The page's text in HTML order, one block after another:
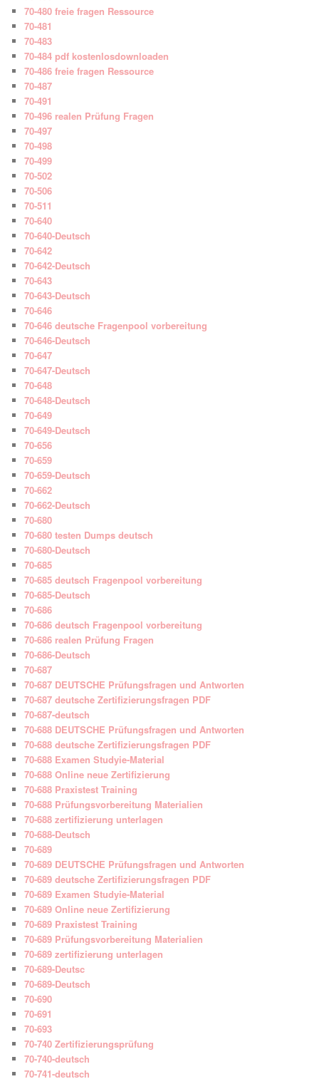
70-480 freie fragen Ressource
70-481
70-483
70-484 pdf kostenlosdownloaden
70-486 freie fragen Ressource
70-487
70-491
70-496 realen Prüfung Fragen
70-497
70-498
70-499
70-502
70-506
70-511
70-640
70-640-Deutsch
70-642
70-642-Deutsch
70-643
70-643-Deutsch
70-646
70-646 deutsche Fragenpool vorbereitung
70-646-Deutsch
70-647
70-647-Deutsch
70-648
70-648-Deutsch
70-649
70-649-Deutsch
70-656
70-659
70-659-Deutsch
70-662
70-662-Deutsch
70-680
70-680 testen Dumps deutsch
70-680-Deutsch
70-685
70-685 deutsch Fragenpool vorbereitung
70-685-Deutsch
70-686
70-686 deutsch Fragenpool vorbereitung
70-686 realen Prüfung Fragen
70-686-Deutsch
70-687
70-687 DEUTSCHE Prüfungsfragen und Antworten
70-687 deutsche Zertifizierungsfragen PDF
70-687-deutsch
70-688 DEUTSCHE Prüfungsfragen und Antworten
70-688 deutsche Zertifizierungsfragen PDF
70-688 Examen Studyie-Material
70-688 Online neue Zertifizierung
70-688 Praxistest Training
70-688 Prüfungsvorbereitung Materialien
70-688 zertifizierung unterlagen
70-688-Deutsch
70-689
70-689 DEUTSCHE Prüfungsfragen und Antworten
70-689 deutsche Zertifizierungsfragen PDF
70-689 Examen Studyie-Material
70-689 Online neue Zertifizierung
70-689 Praxistest Training
70-689 Prüfungsvorbereitung Materialien
70-689 zertifizierung unterlagen
70-689-Deutsc
70-689-Deutsch
70-690
70-691
70-693
70-740 Zertifizierungsprüfung
70-740-deutsch
70-741-deutsch